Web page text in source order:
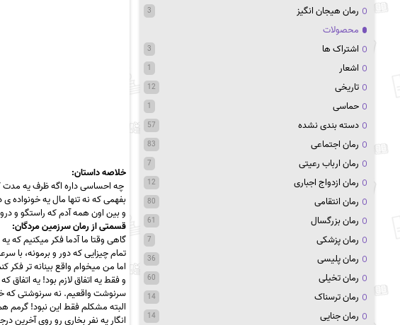
خلاصه داستان:
چه احساسی داره اگه ظرف یه مدت
بفهمی که نه تنها مال یه خونواده
و بین اون همه آدم که راستگو و
قسمتی از رمان سرزمین مردگان:
گاهی وقتا ما آدما فکر میکنیم که
تمام چیزایی که دور و برمونه، با
اما من میخوام واقع بینانه تر
و فقط یه اتفاق لازم بود! یه اتفاق
سرنوشت واقعیم. نه سرنوشتی که
البته مشکلم فقط این نبود! گرمم
انگار یه نفر بخاری رو روی
رمان هیجان انگیز 3
محصولات
اشتراک ها
3
اشعار 1
تاریخی 12
حماسی 1
دسته بندی نشده 57
رمان اجتماعی 83
رمان ارباب رعیتی 7
رمان ازدواج اجباری 12
رمان انتقامی 80
رمان بزرگسال 61
رمان پزشکی 7
رمان پلیسی 36
رمان تخیلی 60
رمان ترسناک 14
رمان جنایی 14